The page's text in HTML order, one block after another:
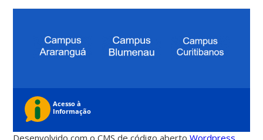
Desenvolvido com o CMS de código abertoWordpress